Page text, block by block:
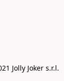
Jolly Joker s.r.l.